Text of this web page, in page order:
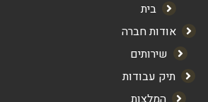
בית
אודות חברה
שירותים
תיק עבודות